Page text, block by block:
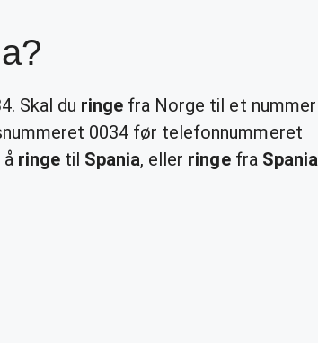
Skal du ringe fra Norge til et nummer
0034 før telefonnummeret
ringe til Spania, eller ringefra Spania